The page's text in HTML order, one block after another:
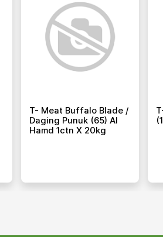
T- Meat Buffalo Blade /
Daging Punuk (65) Al
Hamd 1ctn X 20kg